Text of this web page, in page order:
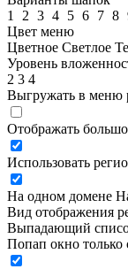
1
2 3 4 5 6 7 8
Цвет меню
Цветное Светлое
Уровень
2 3 4
Выгружать в меню
Отображать
Использовать
На одном домене
Вид отображения
Выпадающий
Попап окно только